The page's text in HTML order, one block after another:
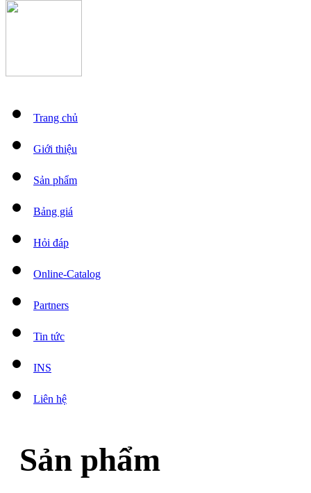
Trang chủ
Giới thiệu
Sản phẩm
Bảng giá
Hỏi đáp
Online-Catalog
Partners
Tin tức
INS
Liên hệ
Sản phẩm